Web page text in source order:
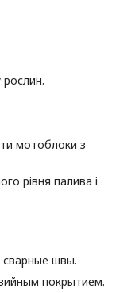
рослин.
мотоблоки з
рівня палива і
сварные швы.
покрытием.